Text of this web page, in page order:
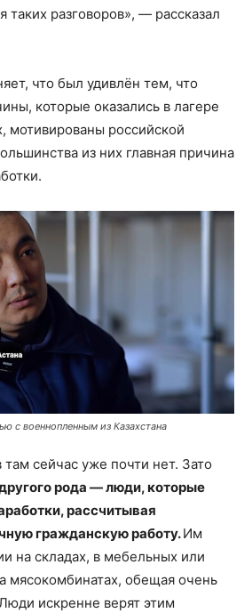
разговоров», — рассказал
что был удивлён тем, что
которые оказались в лагере
мотивированы российской
из них главная причина
с военнопленным из Казахстана
сейчас уже почти нет. Зато
рода — люди, которые
рассчитывая
гражданскую работу.Им
на складах, в мебельных или
мясокомбинатах, обещая очень
искренне верят этим